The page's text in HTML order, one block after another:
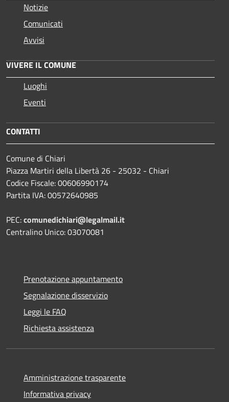
Notizie
Comunicati
Avvisi
VIVERE IL COMUNE
Luoghi
Eventi
CONTATTI
Comune di Chiari
Piazza Martiri della Libertà 26 - 25032 - Chiari
Codice Fiscale: 00606990174
Partita IVA: 00572640985
PEC:comunedichiari@legalmail.it
Centralino Unico: 03070081
Prenotazione appuntamento
Segnalazione disservizio
Leggi le FAQ
Richiesta assistenza
Amministrazione trasparente
Informativa privacy